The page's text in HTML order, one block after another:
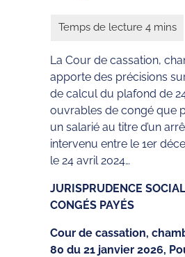
La Cour de cassation,
apporte des précisions
de calcul du plafond de
ouvrables de congé que
un salarié au titre d’un
intervenu entre le 1er
le 24 avril 2024…
JURISPRUDENCE
CONGÉS PAYÉS
Cour de cassation,
80 du 21 janvier 2026,